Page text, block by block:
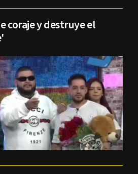
coraje y destruye el